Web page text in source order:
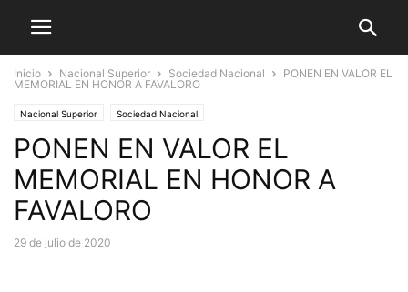
Inicio Nacional Superior Sociedad Nacional
PONEN EN VALOR EL
MEMORIAL EN HONOR A FAVALORO
Nacional Superior Sociedad Nacional
PONEN EN VALOR EL
MEMORIAL EN HONOR A
FAVALORO
29 de julio de 2020